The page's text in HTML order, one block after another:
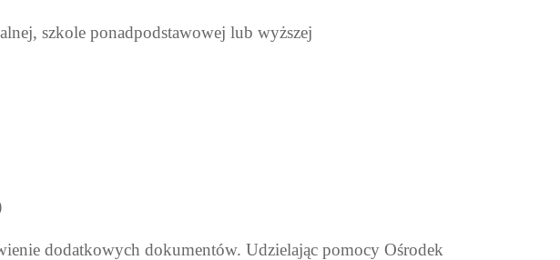
szkole ponadpodstawowej lub wyższej
dodatkowych dokumentów. Udzielając pomocy Ośrodek